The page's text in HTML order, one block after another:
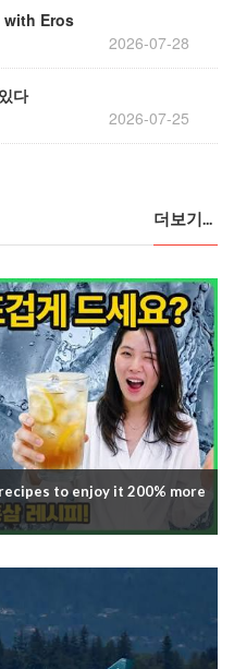
with Eros
2026-07-28
다
2026-07-25
더보기...
to enjoy it 200% more